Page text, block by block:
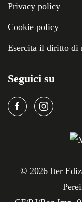
Privacy policy
Cookie policy
Esercita il diritto di
Seguici su
© 2026Iter